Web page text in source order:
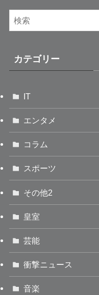
カテゴリー
IT
エンタメ
コラム
スポーツ
その他2
皇室
芸能
衝撃ニュース
音楽